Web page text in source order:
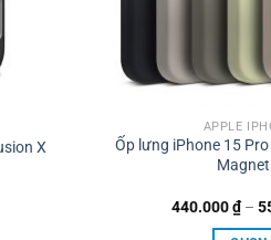
X
APPLE
Ốp lưng iPhone 15
440.000₫ –